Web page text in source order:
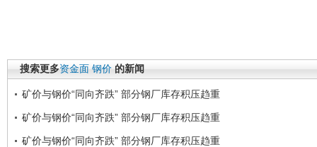
搜索更多资金面 钢价 的新闻
矿价与钢价“同向齐跌” 部分钢厂库存积压趋重
矿价与钢价“同向齐跌” 部分钢厂库存积压趋重
矿价与钢价“同向齐跌” 部分钢厂库存积压趋重